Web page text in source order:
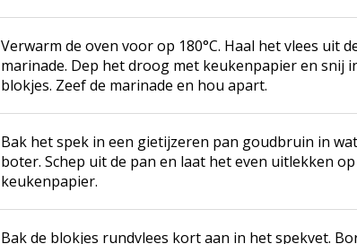
Verwarm de oven voor op 180°C. Haal het vlees uit
marinade. Dep het droog met keukenpapier en snij
blokjes. Zeef de marinade en hou apart.
Bak het spek in een gietijzeren pan goudbruin in wat
boter. Schep uit de pan en laat het even uitlekken op
keukenpapier.
Bak de blokjes rundvlees kort aan in het spekvet.